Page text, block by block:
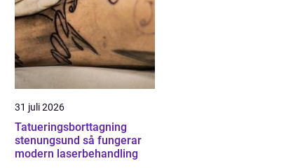
31 juli 2026
Tatueringsborttagning
stenungsund så fungerar
modern laserbehandling